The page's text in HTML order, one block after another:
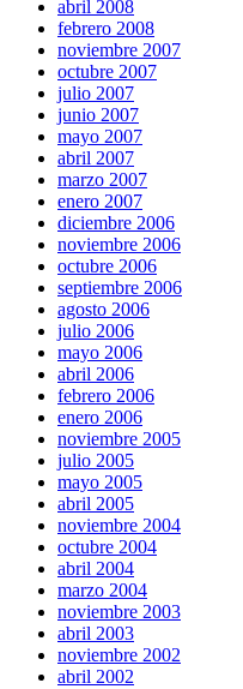
abril 2008
febrero 2008
noviembre 2007
octubre 2007
julio 2007
junio 2007
mayo 2007
abril 2007
marzo 2007
enero 2007
diciembre 2006
noviembre 2006
octubre 2006
septiembre 2006
agosto 2006
julio 2006
mayo 2006
abril 2006
febrero 2006
enero 2006
noviembre 2005
julio 2005
mayo 2005
abril 2005
noviembre 2004
octubre 2004
abril 2004
marzo 2004
noviembre 2003
abril 2003
noviembre 2002
abril 2002